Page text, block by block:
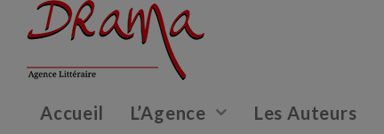
Accueil L’Agence Les Auteurs